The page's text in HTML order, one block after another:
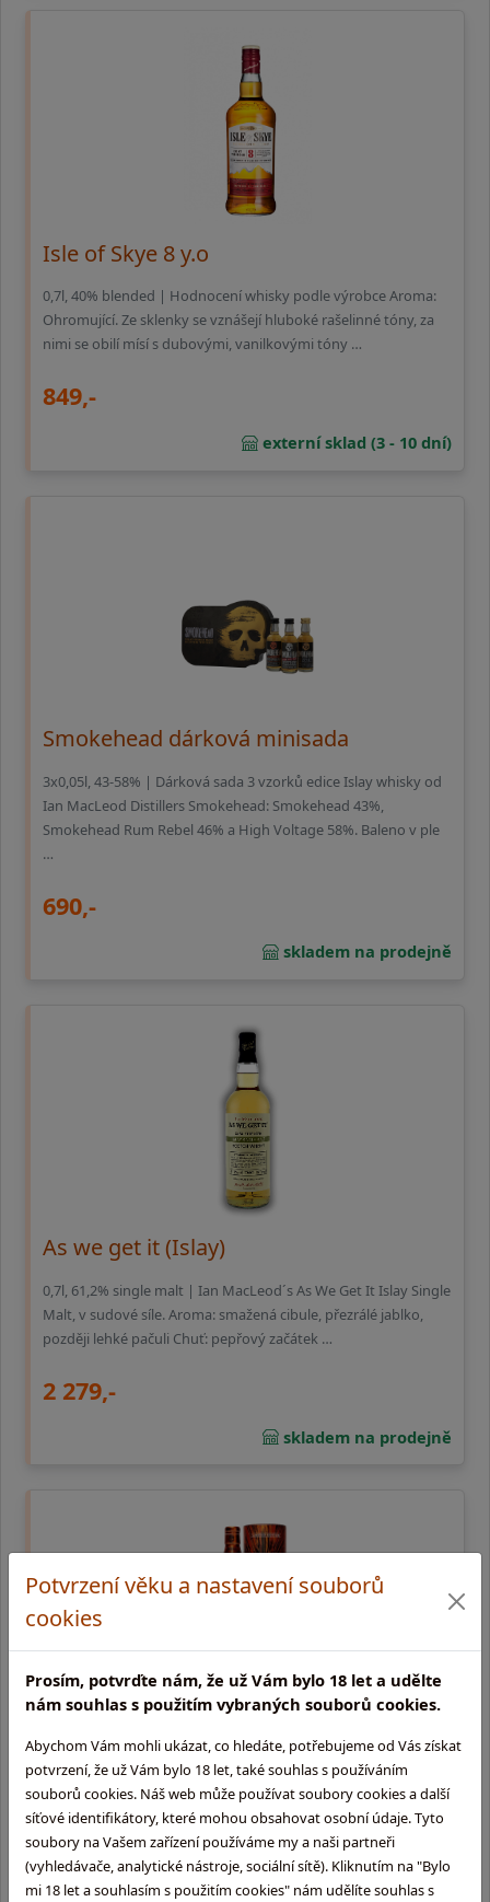
Potvrzení věku a nastavení souborů
cookies
Prosím, potvrďte nám, že už Vám bylo 18 let a udělte
nám souhlas s použitím vybraných souborů cookies.
Abychom Vám mohli ukázat, co hledáte, potřebujeme od Vás získat
potvrzení, že už Vám bylo 18 let, také souhlas s používáním
souborů cookies. Náš web může používat soubory cookies a další
síťové identifikátory, které mohou obsahovat osobní údaje. Tyto
soubory na Vašem zařízení používáme my a naši partneři
(vyhledávače, analytické nástroje, sociální sítě). Kliknutím na "Bylo
mi 18 let a souhlasím s použitím cookies" nám udělíte souhlas s
Isle of Skye 8 y.o
0,7l, 40% blended | Hodnocení whisky podle výrobce Aroma:
Ohromující. Ze sklenky se vznášejí hluboké rašelinné tóny, za
nimi se obilí mísí s dubovými, vanilkovými tóny …
849,-
externí sklad (3 - 10 dní)
Smokehead dárková minisada
3x0,05l, 43-58% | Dárková sada 3 vzorků edice Islay whisky od
Ian MacLeod Distillers Smokehead: Smokehead 43%,
Smokehead Rum Rebel 46% a High Voltage 58%. Baleno v ple
…
690,-
skladem na prodejně
As we get it (Islay)
0,7l, 61,2% single malt | Ian MacLeod´s As We Get It Islay Single
Malt, v sudové síle. Aroma: smažená cibule, přezrálé jablko,
později lehké pačuli Chuť: pepřový začátek …
2 279,-
skladem na prodejně
Smokehead Rebel Rum Finish
0,7l, 46% single malt | Hodnocení whisky: Aroma : náraz hořící
rašeliny s mořskými tóny, tropické ovoce, připálený vanilkový
koláč, připálené maršmelouny Chuť: slaná, ole …
2 249,-